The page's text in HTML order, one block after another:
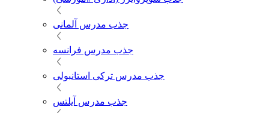
جذب مدرس آلمانی
جذب مدرس فرانسه
جذب مدرس ترکی استانبولی
جذب مدرس آیلتس